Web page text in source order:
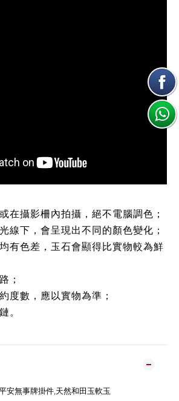
在攝影柵內拍攝，絕不電腦調色；
線下，會呈現出不同的顏色變化；
有色差，玉石會顯得比實物較為鮮
；
度數，應以實物為準；
。